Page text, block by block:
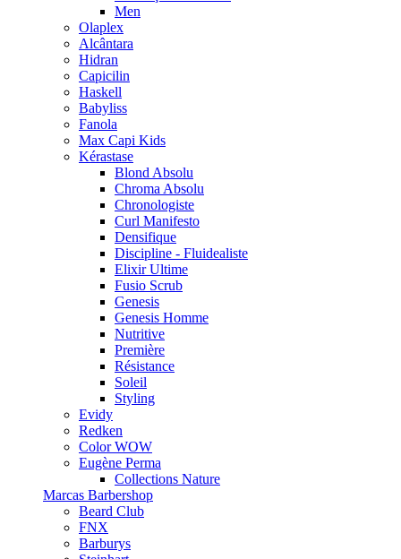
Men
Olaplex
Alcântara
Hidran
Capicilin
Haskell
Babyliss
Fanola
Max Capi Kids
Kérastase
Blond Absolu
Chroma Absolu
Chronologiste
Curl Manifesto
Densifique
Discipline - Fluidealiste
Elixir Ultime
Fusio Scrub
Genesis
Genesis Homme
Nutritive
Première
Résistance
Soleil
Styling
Evidy
Redken
Color WOW
Eugène Perma
Collections Nature
Marcas Barbershop
Beard Club
FNX
Barburys